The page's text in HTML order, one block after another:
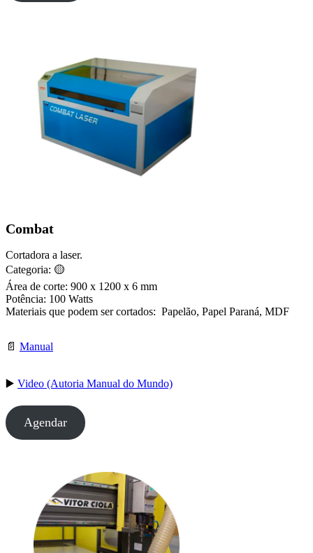
Combat
Cortadora a laser.
Categoria: 🟡
Área de corte: 900 x 1200 x 6 mm
Potência: 100 Watts
Materiais que podem ser cortados: Papelão, Papel Paraná, MDF
📄 Manual
▶️ Video (Autoria Manual do Mundo)
Agendar